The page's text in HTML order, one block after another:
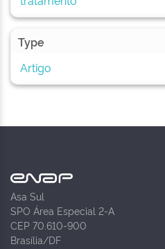
Type
Artigo
Asa Sul
SPO Área Especial 2-A
CEP 70.610-900
Brasília/DF